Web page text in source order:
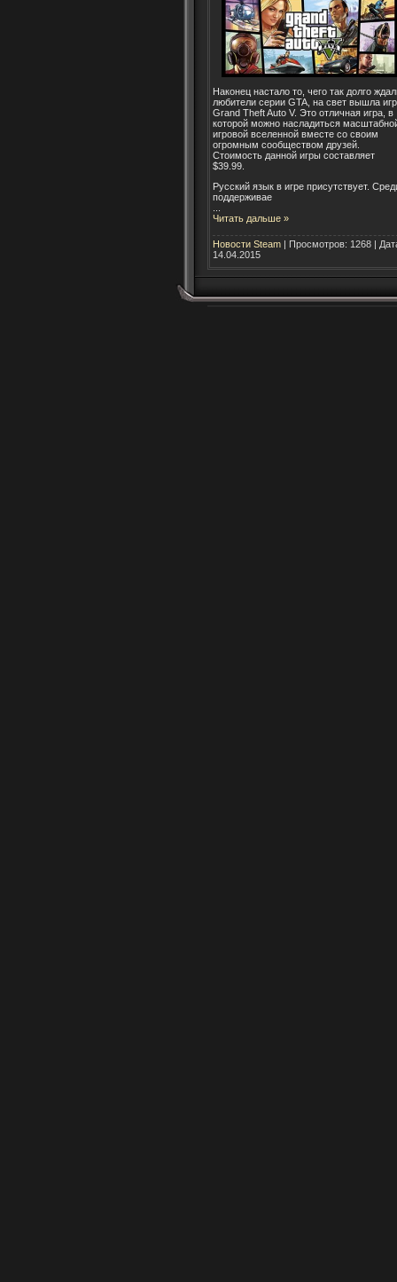
Наконец настало то, чего так долго
любители серии GTA, на свет вышла
Grand Theft Auto V. Это отличная игра, в
которой можно насладиться
игровой вселенной вместе со своим
огромным сообществом друзей.
Стоимость данной игры составляет
$39.99.
Русский язык в игре присутствует.
поддерживае
Читать дальше »
Новости Steam | Просмотров: 1268 |
14.04.2015